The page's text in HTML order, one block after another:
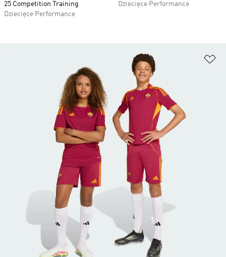
25 Competition Training
Dziecięce Performance
Dziecięce Performance